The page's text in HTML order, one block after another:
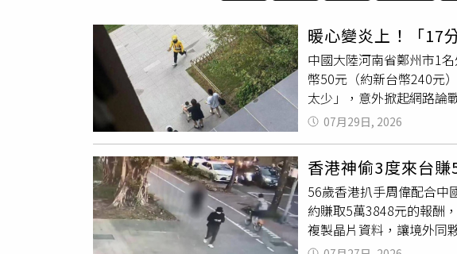
暖心變炎上！「17
中國大陸河南省鄭州市1
幣50元（約新台幣240元
太少」，意外掀起網路論
天剛上線便接到第1筆訂
公里，並非網路流傳的
收到藥品後情緒十分激動
時婉拒對方好意，還勸顧
慰的事情。沒想到，顧客
過低，甚至對當事人展開
07月29日, 2026
香港神偷3度來台
56歲香港扒手周偉配合中
約賺取5萬3848元的報酬
複製晶片資料，讓境外同
體店面刷卡消費，盜刷速